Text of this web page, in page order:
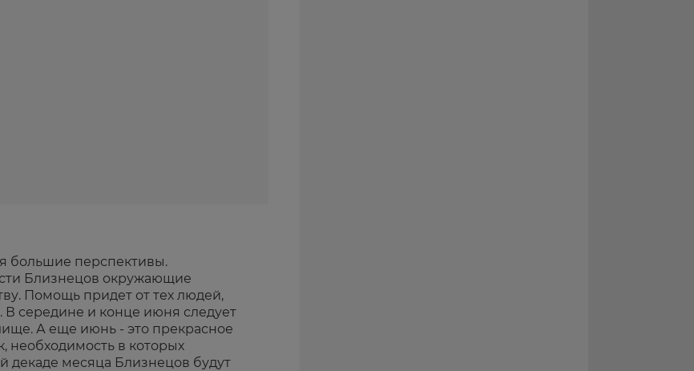
большие перспективы.
Близнецов окружающие
Помощь придет от тех людей,
В середине и конце июня следует
А еще июнь - это прекрасное
необходимость в которых
декаде месяца Близнецов будут